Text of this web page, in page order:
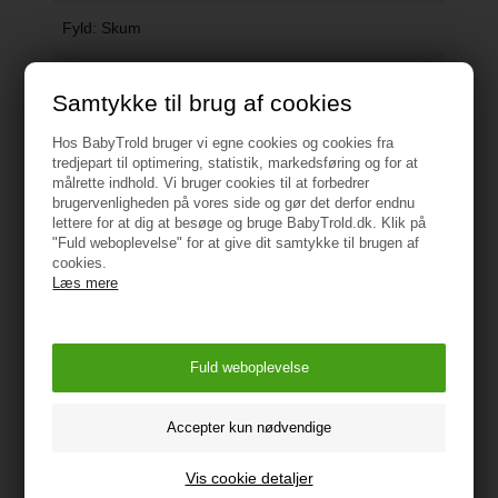
Samtykke til brug af cookies
Hos BabyTrold bruger vi egne cookies og cookies fra
tredjepart til optimering, statistik, markedsføring og for at
målrette indhold. Vi bruger cookies til at forbedrer
brugervenligheden på vores side og gør det derfor endnu
lettere for at dig at besøge og bruge BabyTrold.dk. Klik på
"Fuld weboplevelse" for at give dit samtykke til brugen af
cookies.
Læs mere
Vis cookie detaljer
Fyld: Skum
Advarsel - kvælningsfare
Opbevar plastikemballage utilgængeligt for børn
Oprindelsesland: Kina
Koldsmindevej 5